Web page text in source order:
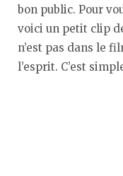
bon public. Pour
voici un petit clip
n’est pas dans le
l’esprit. C’est